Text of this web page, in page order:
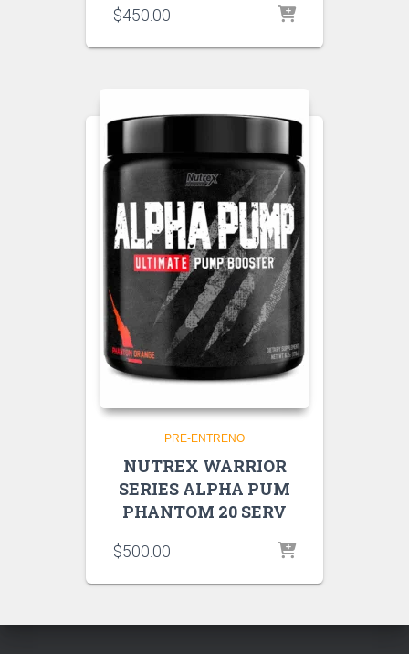
$450.00
PRE-ENTRENO
NUTREX WARRIOR
SERIES ALPHA PUM
PHANTOM 20 SERV
$500.00